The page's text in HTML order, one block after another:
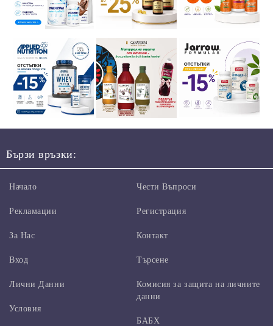
Бързи връзки:
Начало
Рекламации
За Нас
Вход
Чести Въпроси
Регистрация
Контакт
Търсене
Лични Данни
Условия
Комисия за защита на личните
данни
БАБХ